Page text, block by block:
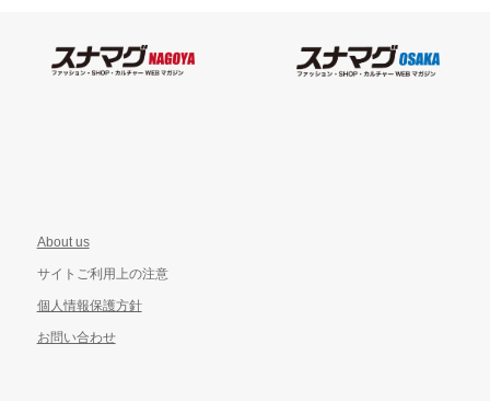
About us
サイトご利用上の注意
個人情報保護方針
お問い合わせ